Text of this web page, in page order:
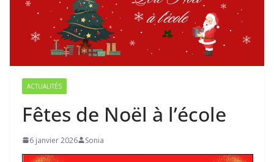
ACTUALITÉS
Fêtes de Noël à l’école
6 janvier 2026 Sonia